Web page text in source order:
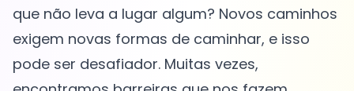
que não leva a lugar algum? Novos caminhos
exigem novas formas de caminhar, e isso
pode ser desafiador. Muitas vezes,